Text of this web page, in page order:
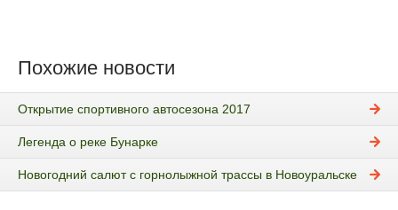
Похожие новости
Открытие спортивного автосезона 2017
Легенда о реке Бунарке
Новогодний салют с горнолыжной трассы в Новоуральске